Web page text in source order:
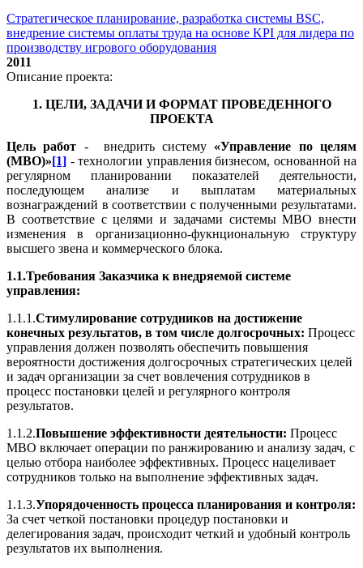
Стратегическое планирование, разработка системы BSC,
внедрение системы оплаты труда на основе KPI для лидера по
производству игрового оборудования
2011
Описание проекта:
1. ЦЕЛИ, ЗАДАЧИ И ФОРМАТ ПРОВЕДЕННОГО
ПРОЕКТА
Цель работ - внедрить систему «Управление по целям
(МВО)»[1] - технологии управления бизнесом, основанной на
регулярном планировании показателей деятельности,
последующем анализе и выплатам материальных
вознаграждений в соответствии с полученными результатами.
В соответствие с целями и задачами системы МВО внести
изменения в организационно-фукнциональную структуру
высшего звена и коммерческого блока.
1.1.Требования Заказчика к внедряемой системе
управления:
1.1.1.Стимулирование сотрудников на достижение
конечных результатов, в том числе долгосрочных: Процесс
управления должен позволять обеспечить повышения
вероятности достижения долгосрочных стратегических целей
и задач организации за счет вовлечения сотрудников в
процесс постановки целей и регулярного контроля
результатов.
1.1.2.Повышение эффективности деятельности: Процесс
МВО включает операции по ранжированию и анализу задач, с
целью отбора наиболее эффективных. Процесс нацеливает
сотрудников только на выполнение эффективных задач.
1.1.3.Упорядоченность процесса планирования и контроля:
За счет четкой постановки процедур постановки и
делегирования задач, происходит четкий и удобный контроль
результатов их выполнения.